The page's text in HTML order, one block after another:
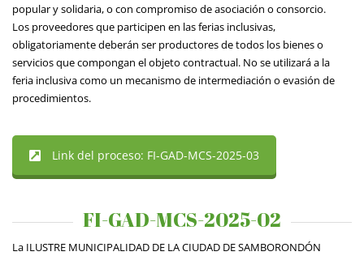
popular y solidaria, o con compromiso de asociación o consorcio.
Los proveedores que participen en las ferias inclusivas,
obligatoriamente deberán ser productores de todos los bienes o
servicios que compongan el objeto contractual. No se utilizará a la
feria inclusiva como un mecanismo de intermediación o evasión de
procedimientos.
Link del proceso: FI-GAD-MCS-2025-03
FI-GAD-MCS-2025-02
La ILUSTRE MUNICIPALIDAD DE LA CIUDAD DE SAMBORONDÓN